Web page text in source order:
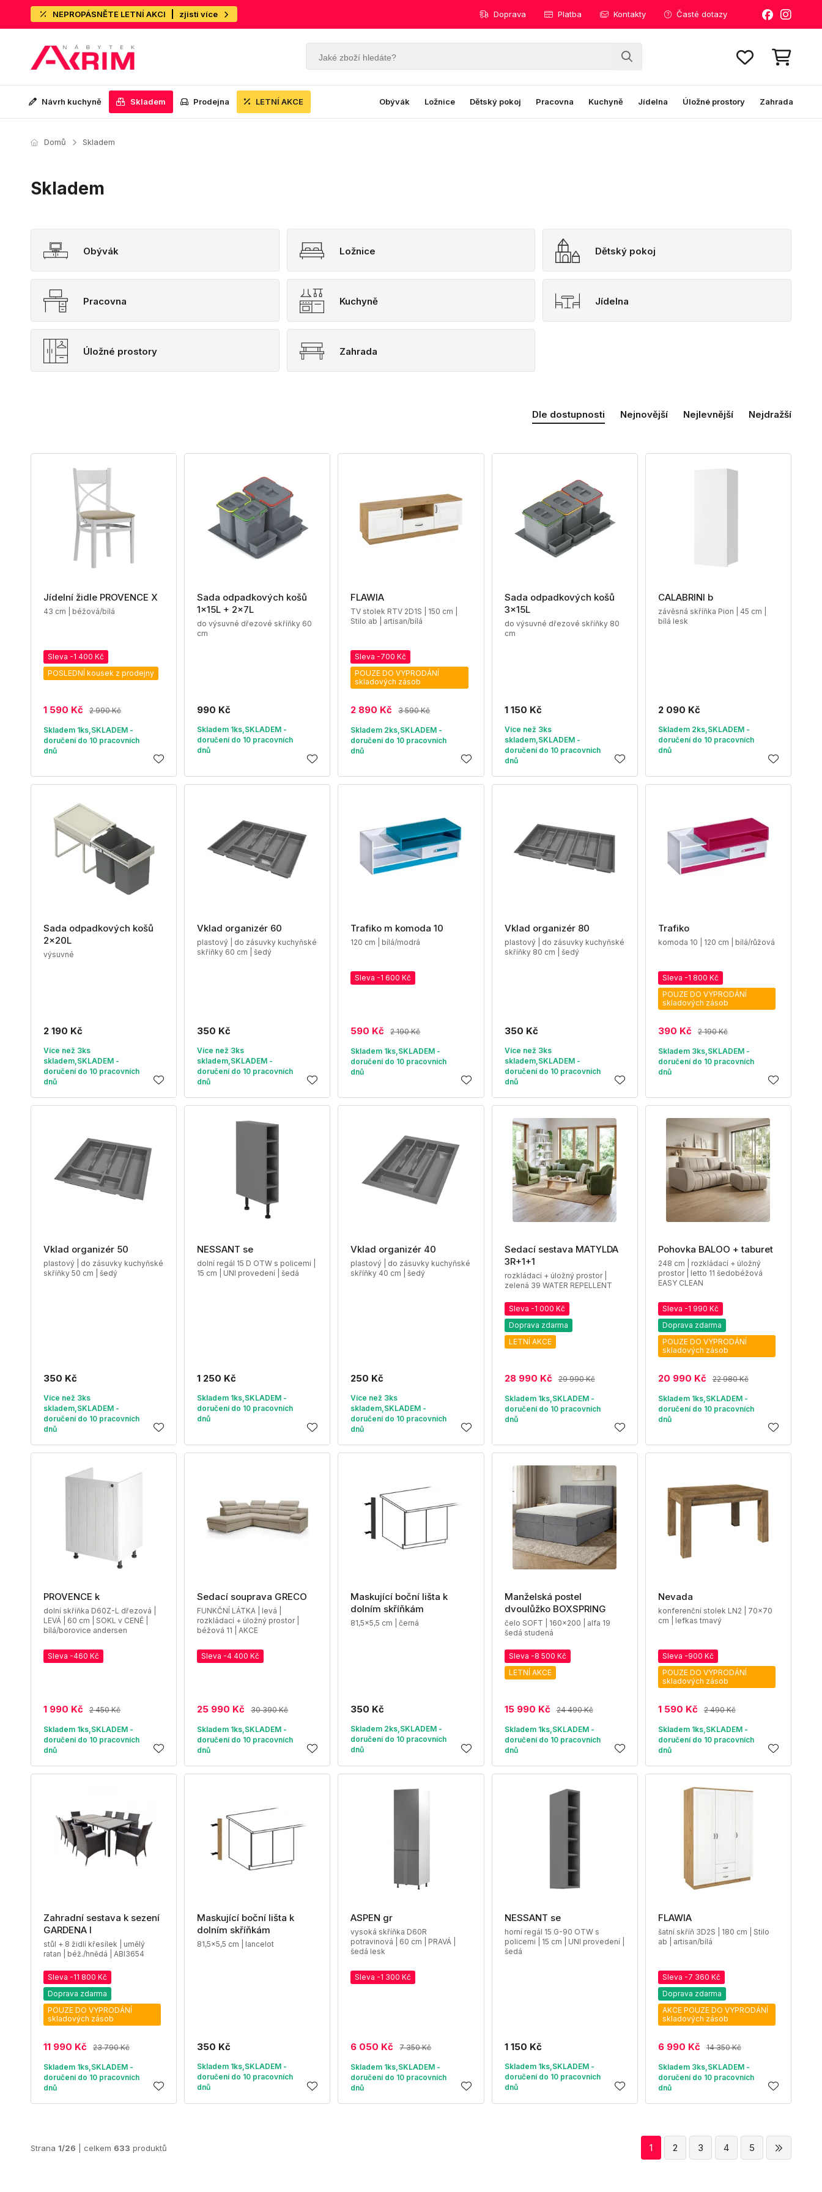
NEPROPÁSNĚTE LETNÍ AKCI zjisti více Doprava Platba Kontakty Časté dotazy
Návrh kuchyně Skladem Prodejna LETNÍ AKCE Obývák Ložnice Dětský pokoj Pracovna Kuchyně Jídelna Úložné prostory Zahrada
Domů Skladem
Skladem
Obývák Ložnice Dětský pokoj
Pracovna Kuchyně Jídelna
Úložné prostory Zahrada
Dle dostupnosti Nejnovější Nejlevnější Nejdražší
Jídelní židle PROVENCE X
43 cm | béžová/bílá
Sleva -1 400 Kč
POSLEDNÍ kousek z prodejny
1 590 Kč 2 990 Kč
Skladem 1ks,SKLADEM -
doručení do 10 pracovních
dnů
Sada odpadkových košů
1x15L + 2x7L
do výsuvné dřezové skříňky 60
cm
990 Kč
Skladem 1ks,SKLADEM -
doručení do 10 pracovních
dnů
FLAWIA
TV stolek RTV 2D1S | 150 cm |
Stilo ab | artisan/bílá
Sleva -700 Kč
POUZE DO VYPRODÁNÍ
skladových zásob
2 890 Kč 3 590 Kč
Skladem 2ks,SKLADEM -
doručení do 10 pracovních
dnů
Sada odpadkových košů
3x15L
do výsuvné dřezové skříňky 80
cm
1 150 Kč
Více než 3ks
skladem,SKLADEM -
doručení do 10 pracovních
dnů
CALABRINI b
závěsná skříňka Pion | 45 cm |
bílá lesk
2 090 Kč
Skladem 2ks,SKLADEM -
doručení do 10 pracovních
dnů
Sada odpadkových košů
2x20L
výsuvné
2 190 Kč
Více než 3ks
skladem,SKLADEM -
doručení do 10 pracovních
dnů
Vklad organizér 60
plastový | do zásuvky kuchyňské
skříňky 60 cm | šedý
350 Kč
Více než 3ks
skladem,SKLADEM -
doručení do 10 pracovních
dnů
Trafiko m komoda 10
120 cm | bílá/modrá
Sleva -1 600 Kč
590 Kč 2 190 Kč
Skladem 1ks,SKLADEM -
doručení do 10 pracovních
dnů
Vklad organizér 80
plastový | do zásuvky kuchyňské
skříňky 80 cm | šedý
350 Kč
Více než 3ks
skladem,SKLADEM -
doručení do 10 pracovních
dnů
Trafiko
komoda 10 | 120 cm | bílá/růžová
Sleva -1 800 Kč
POUZE DO VYPRODÁNÍ
skladových zásob
390 Kč 2 190 Kč
Skladem 3ks,SKLADEM -
doručení do 10 pracovních
dnů
Vklad organizér 50
plastový | do zásuvky kuchyňské
skříňky 50 cm | šedý
350 Kč
Více než 3ks
skladem,SKLADEM -
doručení do 10 pracovních
dnů
NESSANT se
dolní regál 15 D OTW s policemi |
15 cm | UNI provedení | šedá
1 250 Kč
Skladem 1ks,SKLADEM -
doručení do 10 pracovních
dnů
Vklad organizér 40
plastový | do zásuvky kuchyňské
skříňky 40 cm | šedý
250 Kč
Více než 3ks
skladem,SKLADEM -
doručení do 10 pracovních
dnů
Sedací sestava MATYLDA
3R+1+1
rozkládací + úložný prostor |
zelená 39 WATER REPELLENT
Sleva -1 000 Kč
Doprava zdarma
LETNÍ AKCE
28 990 Kč 29 990 Kč
Skladem 1ks,SKLADEM -
doručení do 10 pracovních
dnů
Pohovka BALOO + taburet
248 cm | rozkládací + úložný
prostor | letto 11 šedobéžová
EASY CLEAN
Sleva -1 990 Kč
Doprava zdarma
POUZE DO VYPRODÁNÍ
skladových zásob
20 990 Kč 22 980 Kč
Skladem 1ks,SKLADEM -
doručení do 10 pracovních
dnů
PROVENCE k
dolní skříňka D60Z-L dřezová |
LEVÁ | 60 cm | SOKL v CENĚ |
bílá/borovice andersen
Sleva -460 Kč
1 990 Kč 2 450 Kč
Skladem 1ks,SKLADEM -
doručení do 10 pracovních
dnů
Sedací souprava GRECO
FUNKČNÍ LÁTKA | levá |
rozkládací + úložný prostor |
béžová 11 | AKCE
Sleva -4 400 Kč
25 990 Kč 30 390 Kč
Skladem 1ks,SKLADEM -
doručení do 10 pracovních
dnů
Maskující boční lišta k
dolním skříňkám
81,5x5,5 cm | černá
350 Kč
Skladem 2ks,SKLADEM -
doručení do 10 pracovních
dnů
Manželská postel
dvoulůžko BOXSPRING
čelo SOFT | 160x200 | alfa 19
šedá studená
Sleva -8 500 Kč
LETNÍ AKCE
15 990 Kč 24 490 Kč
Skladem 1ks,SKLADEM -
doručení do 10 pracovních
dnů
Nevada
konferenční stolek LN2 | 70x70
cm | lefkas tmavý
Sleva -900 Kč
POUZE DO VYPRODÁNÍ
skladových zásob
1 590 Kč 2 490 Kč
Skladem 1ks,SKLADEM -
doručení do 10 pracovních
dnů
Zahradní sestava k sezení
GARDENA I
stůl + 8 židlí křesílek | umělý
ratan | béž./hnědá | ABI3654
Sleva -11 800 Kč
Doprava zdarma
POUZE DO VYPRODÁNÍ
skladových zásob
11 990 Kč 23 790 Kč
Skladem 1ks,SKLADEM -
doručení do 10 pracovních
dnů
Maskující boční lišta k
dolním skříňkám
81,5x5,5 cm | lancelot
350 Kč
Skladem 1ks,SKLADEM -
doručení do 10 pracovních
dnů
ASPEN gr
vysoká skříňka D60R
potravinová | 60 cm | PRAVÁ |
šedá lesk
Sleva -1 300 Kč
6 050 Kč 7 350 Kč
Skladem 1ks,SKLADEM -
doručení do 10 pracovních
dnů
NESSANT se
horní regál 15 G-90 OTW s
policemi | 15 cm | UNI provedení |
šedá
1 150 Kč
Skladem 1ks,SKLADEM -
doručení do 10 pracovních
dnů
FLAWIA
šatní skříň 3D2S | 180 cm | Stilo
ab | artisan/bílá
Sleva -7 360 Kč
Doprava zdarma
AKCE POUZE DO VYPRODÁNÍ
skladových zásob
6 990 Kč 14 350 Kč
Skladem 3ks,SKLADEM -
doručení do 10 pracovních
dnů
Strana 1/26 | celkem 633 produktů 1 2 3 4 5